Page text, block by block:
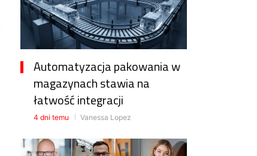
Automatyzacja pakowania w
magazynach stawia na
łatwość integracji
4 dni temu Vanessa Lopez